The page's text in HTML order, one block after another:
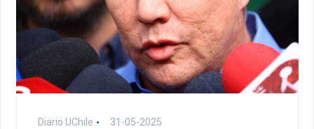
Diario UChile 31-05-2025